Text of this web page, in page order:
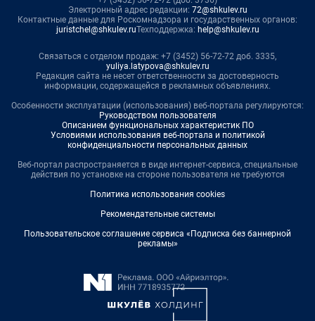
Электронный адрес редакции: 72@shkulev.ru
Контактные данные для Роскомнадзора и государственных органов:
juristchel@shkulev.ruТехподдержка: help@shkulev.ru
Связаться с отделом продаж: +7 (3452) 56-72-72 доб. 3335,
yuliya.latypova@shkulev.ru
Редакция сайта не несет ответственности за достоверность
информации, содержащейся в рекламных объявлениях.
Особенности эксплуатации (использования) веб-портала регулируются:
Руководством пользователя
Описанием функциональных характеристик ПО
Условиями использования веб-портала и политикой
конфиденциальности персональных данных
Веб-портал распространяется в виде интернет-сервиса, специальные
действия по установке на стороне пользователя не требуются
Политика использования cookies
Рекомендательные системы
Пользовательское соглашение сервиса «Подписка без баннерной
рекламы»